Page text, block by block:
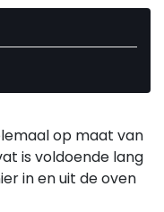
op maat van
is voldoende lang
in en uit de oven